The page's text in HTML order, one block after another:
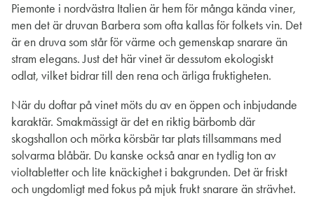
Piemonte i nordvästra Italien är hem för många kända viner,
men det är druvan Barbera som ofta kallas för folkets vin. Det
är en druva som står för värme och gemenskap snarare än
stram elegans. Just det här vinet är dessutom ekologiskt
odlat, vilket bidrar till den rena och ärliga fruktigheten.
När du doftar på vinet möts du av en öppen och inbjudande
karaktär. Smakmässigt är det en riktig bärbomb där
skogshallon och mörka körsbär tar plats tillsammans med
solvarma blåbär. Du kanske också anar en tydlig ton av
violtabletter och lite knäckighet i bakgrunden. Det är friskt
och ungdomligt med fokus på mjuk frukt snarare än strävhet.